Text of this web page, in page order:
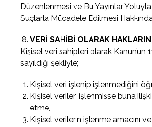
Düzenlenmesi ve Bu Yayınlar
Suçlarla Mücadele Edilmesi
VERİ SAHİBİ OLARAK
Kişisel veri sahipleri olarak Kanun’un
sayıldığı şekliyle;
Kişisel veri işlenip işlenmediğini
Kişisel verileri işlenmişse buna
etme,
Kişisel verilerin işlenme amacını ve